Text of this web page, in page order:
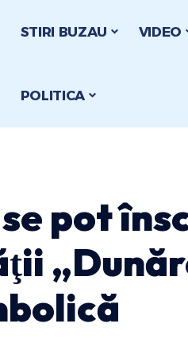
STIRI BUZAU VIDEO
POLITICA
pot